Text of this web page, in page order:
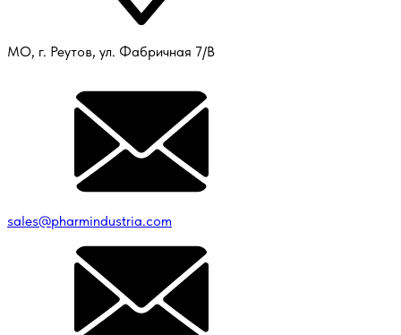
МО, г. Реутов, ул. Фабричная 7/В
sales@pharmindustria.com